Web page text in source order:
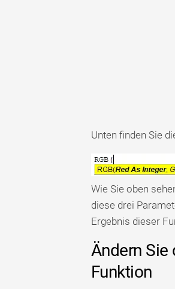
Unten finden Sie
Wie Sie oben
diese drei
Ergebnis dieser
Ändern Sie
Funktion